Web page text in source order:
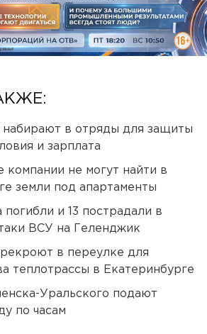
набирают в отряды для защиты
и зарплата
не могут найти в
земли под апартаменты
погибли и 13 пострадали в
ВСУ на Геленджик
в переулке для
теплотрассы в Екатеринбурге
Уральского подают
по часам